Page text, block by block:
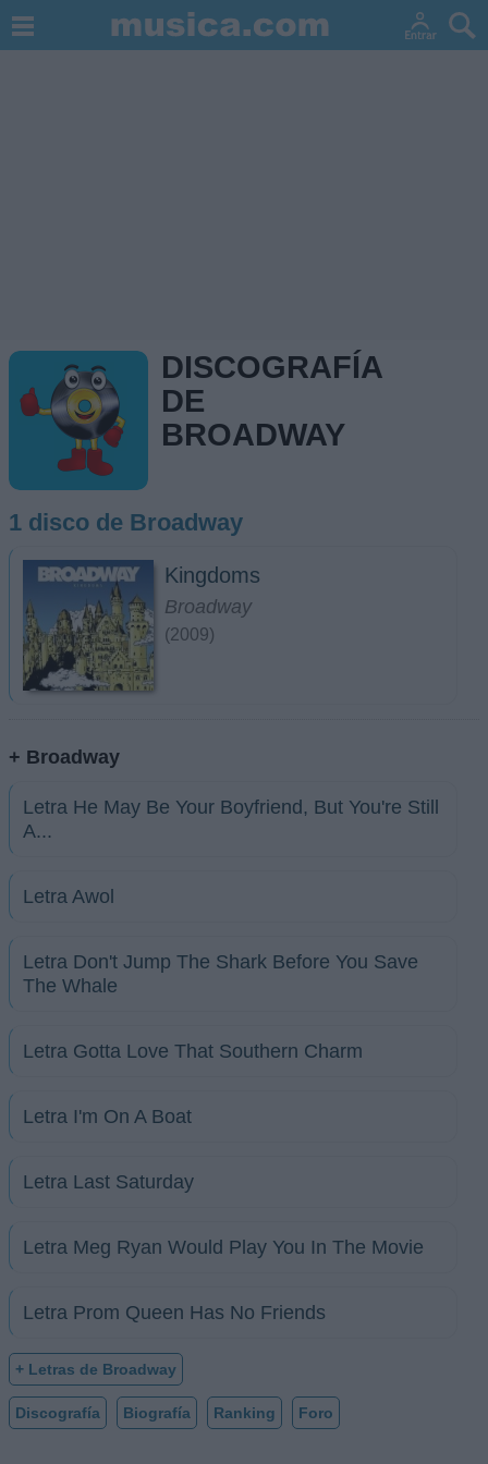
DISCOGRAFÍA
DE
BROADWAY
1 disco de Broadway
Kingdoms
Broadway
(2009)
+ Broadway
Letra He May Be Your Boyfriend, But You're Still
A...
Letra Awol
Letra Don't Jump The Shark Before You Save
The Whale
Letra Gotta Love That Southern Charm
Letra I'm On A Boat
Letra Last Saturday
Letra Meg Ryan Would Play You In The Movie
Letra Prom Queen Has No Friends
+ Letras de Broadway
Discografía Biografía Ranking Foro